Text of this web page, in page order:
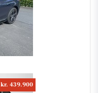
kr. 439.900